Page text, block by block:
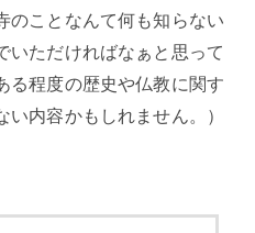
のことなんて何も知らない
いただければなぁと思って
る程度の歴史や仏教に関す
内容かもしれません。）